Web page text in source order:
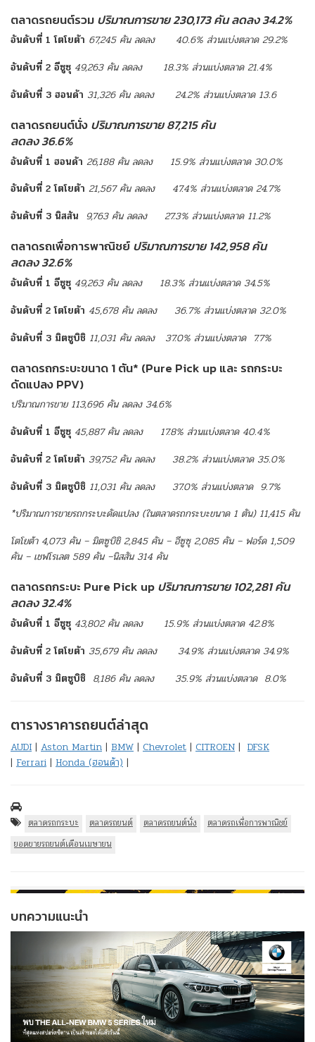
ตลาดรถยนต์รวม ปริมาณการขาย 230,173 คัน ลดลง 34.2%
อันดับที่ 1 โตโยต้า 67,245 คัน ลดลง 40.6% ส่วนแบ่งตลาด29.2%
อันดับที่ 2 อีซูซุ 49,263 คัน ลดลง 18.3% ส่วนแบ่งตลาด21.4%
อันดับที่ 3 ฮอนด้า 31,326 คัน ลดลง 24.2% ส่วนแบ่งตลาด 13.6
ตลาดรถยนต์นั่ง ปริมาณการขาย 87,215 คัน
ลดลง 36.6%
อันดับที่ 1 ฮอนด้า 26,188 คัน ลดลง15.9% ส่วนแบ่งตลาด 30.0%
อันดับที่ 2โตโยต้า 21,567คัน ลดลง 47.4% ส่วนแบ่งตลาด24.7%
อันดับที่ 3 นิสสัน 9,763 คัน ลดลง 27.3% ส่วนแบ่งตลาด 11.2%
ตลาดรถเพื่อการพาณิชย์ ปริมาณการขาย 142,958 คัน
ลดลง 32.6%
อันดับที่ 1 อีซูซุ 49,263 คัน ลดลง18.3% ส่วนแบ่งตลาด 34.5%
อันดับที่ 2 โตโยต้า 45,678 คัน ลดลง 36.7% ส่วนแบ่งตลาด 32.0%
อันดับที่ 3 มิตซูบิชิ 11,031 คัน ลดลง 37.0% ส่วนแบ่งตลาด 7.7%
ตลาดรถกระบะขนาด 1 ตัน* (Pure Pick up และ รถกระบะ
ดัดแปลง PPV)
ปริมาณการขาย113,696 คันลดลง 34.6%
อันดับที่ 1 อีซูซุ 45,887คัน ลดลง17.8% ส่วนแบ่งตลาด 40.4%
อันดับที่ 2 โตโยต้า 39,752คัน ลดลง 38.2% ส่วนแบ่งตลาด 35.0%
อันดับที่ 3 มิตซูบิชิ 11,031 คัน ลดลง 37.0% ส่วนแบ่งตลาด 9.7%
*ปริมาณการขายรถกระบะดัดแปลง(ในตลาดรถกระบะขนาด 1 ตัน) 11,415 คัน
โตโยต้า 4,073 คัน – มิตซูบิชิ 2,845 คัน – อีซูซุ 2,085 คัน – ฟอร์ด 1,509
คัน – เชฟโรเลต 589 คัน –นิสสัน 314 คัน
ตลาดรถกระบะ Pure Pick up ปริมาณการขาย 102,281 คัน
ลดลง 32.4%
อันดับที่ 1 อีซูซุ 43,802คัน ลดลง 15.9% ส่วนแบ่งตลาด 42.8%
อันดับที่ 2 โตโยต้า 35,679 คัน ลดลง 34.9% ส่วนแบ่งตลาด 34.9%
อันดับที่ 3 มิตซูบิชิ 8,186 คัน ลดลง 35.9% ส่วนแบ่งตลาด8.0%
ตารางราคารถยนต์ล่าสุด
AUDI | Aston Martin | BMW | Chevrolet | CITROEN | DFSK
| Ferrari | Honda (ฮอนด้า) |
ตลาดรถกระบะ ตลาดรถยนต์ ตลาดรถยนต์นั่ง
ตลาดรถเพื่อการพาณิชย์
ยอดขายรถยนต์เดือนเมษายน
บทความแนะนำ